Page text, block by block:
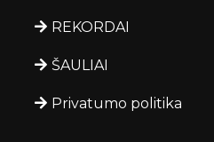
REKORDAI
ŠAULIAI
Privatumo politika